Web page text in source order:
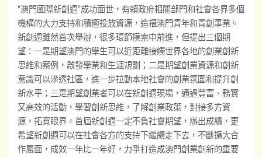
“澳門國際新創週”成功面世，有賴政府相關部門和社會各界多個
機構的大力支持和積極投放資源，造福澳門青年和青創事業。
新創週雖然首次舉辦，很多環節摸索中前進，但提出三個期
望：一是期望澳門的學生可以近距離接觸世界各地的創業創新
思維和案例，啟發學業和生涯規劃；二是期望創業資源和創新
意識可以滲透社區，進一步拉動本地社會的創業氛圍和提升創
新水平；三是期望創業者可以在新創週現場，通過豐富、務實
又高效的活動，學習創新思維，了解創業政策，對接多方資
源，拓寬眼界。首屆新創週一定不負社會期望，辦出成績，更
希望新創週可以在社會各方的支持下繼續走下去，不斷擴大合
作層面，成效一年比一年好，力爭打造成澳門創業創新的重要